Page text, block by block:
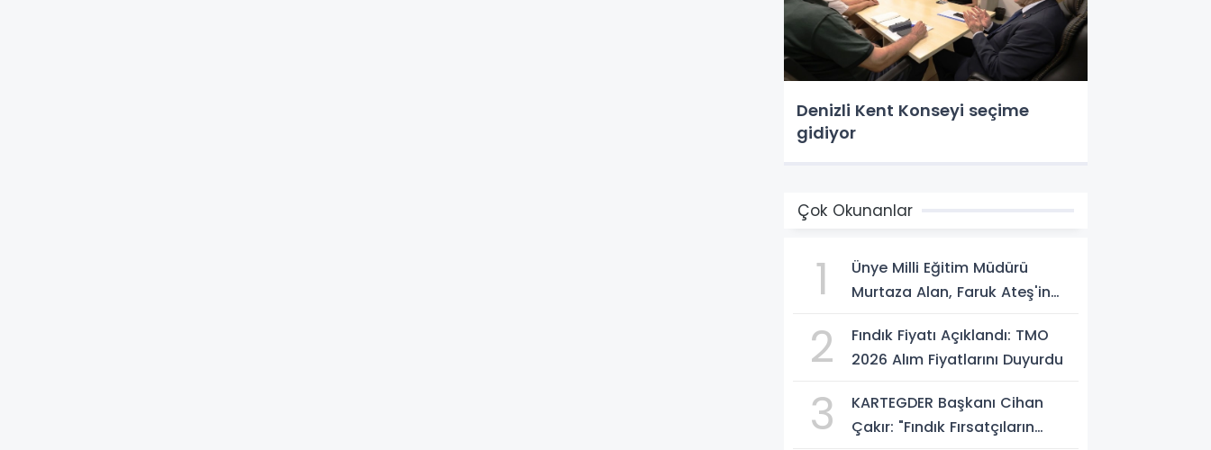
Denizli Kent Konseyi seçime
gidiyor
Çok Okunanlar
1
Ünye Milli Eğitim Müdürü
Murtaza Alan, Faruk Ateş'in
2
Fındık Fiyatı Açıklandı: TMO
2026 Alım Fiyatlarını Duyurdu
3
KARTEGDER Başkanı Cihan
Çakır: "Fındık Fırsatçıların